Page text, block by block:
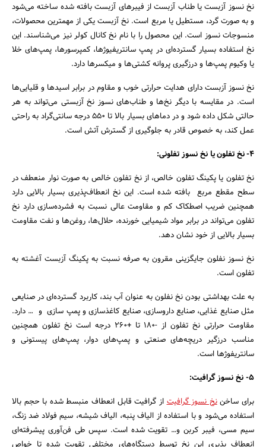
نخ نسوز آزبست یا طناب آزبست از فیبرهای آزبست بافته شده ساخته می‌شود
و به صورت گرد، مستطیل یا مربع است. نخ آزبست یکی از مهمترین محصولات،
منسوجات نسوز است. این محصول را با نام نخ کانال کولر نیز می‌شناسند. این
نخ استفاده بسیار گسترده‌‌ای در پمپ سانتریفیوژها، کمپرسورها، پمپ‌های خلا
یا وکیوم پمپ‌ها و درزگیری پروانه کشتی‌ها و میکسرها دارد.
نخ نسوز آزبست دارای هدایت حرارتی خوب و مقاوم در برابر اسیدها و قلیایی‌ها
است. در مقایسه با دیگر نخ‌ها و طناب‌های نسوز نخ آزبستی می‌تواند به هر
حالتی شکل داده شود و در دماهای بسیار بالا تا ۵۵۰ درجه سانتی‌گراد به راحتی
عمل کند، به خصوص قادر به جلوگیری از گسترش آتش است.
۴- نخ تفلون یا نخ نسوز تفلونی:
نخ تفلون یا پکینگ تفلون خالص، از نخ تفلون خالص به صورت نوار منعطف در
سطح مقطع مربع بافته شده است. این نخ انعطاف‌پذیری بسیار بالایی دارد
همچنین ضریب اصطکاک کم و مقاومت عالی نسبت به فشرده‌سازی دارد نخ
تفلون می‌تواند در برابر مواد شیمیایی خورنده، حلال‌ها، روغن‌ها و نفت مقاومت
بسیار بالایی از خود نشان دهد.
نخ نسوز نفلون جایگزینی مقرون به صرفه نسبت به پکینگ آزبست آغشته به
تفلون است.
به علت بهداشتی بودن نخ نفلون به عنوان آب بند، کاربرد گسترده‌ای در صنایعی
مثل صنایع غذایی، صنایع داروسازی، صنایع کاغذسازی و پمپ سازی و … دارد.
مقاومت حرارتی نخ تفلون از -۱۸۰ تا +۲۶۰ درجه است نخ تفلون همچنین
مناسب درزگیر دریچه‌های صنعتی و پمپ‌های دوار، پمپ‌های پیستونی و
سانتریفوژها است.
۵- نخ نسوز گرافیت:
برای ساخننخ نسوز گرافیتاز گرافیت قابل انعطاف منبسط شده با حجم بالا
استفاده می‌شود و با استفاده از الیاف پنبه، الیاف شیشه، سیم فولاد ضد زنگ،
سیم مسی، فیبر کربن و… تقویت شده است. سپس طی فن‌آوری پیشرفته‌ای